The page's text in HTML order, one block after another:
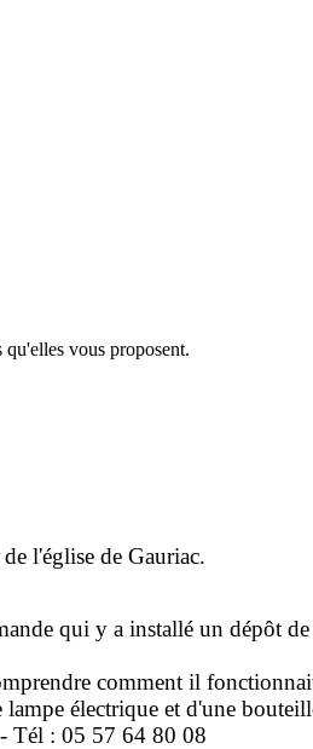
qu'elles vous proposent.
l'église de Gauriac.
qui y a installé un dépôt
comment il
électrique et d'une
- Tél : 05 57 64 80 08